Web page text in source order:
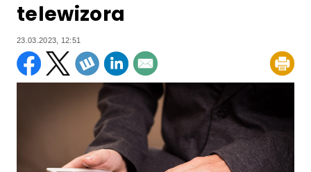
telewizora
23.03.2023, 12:51